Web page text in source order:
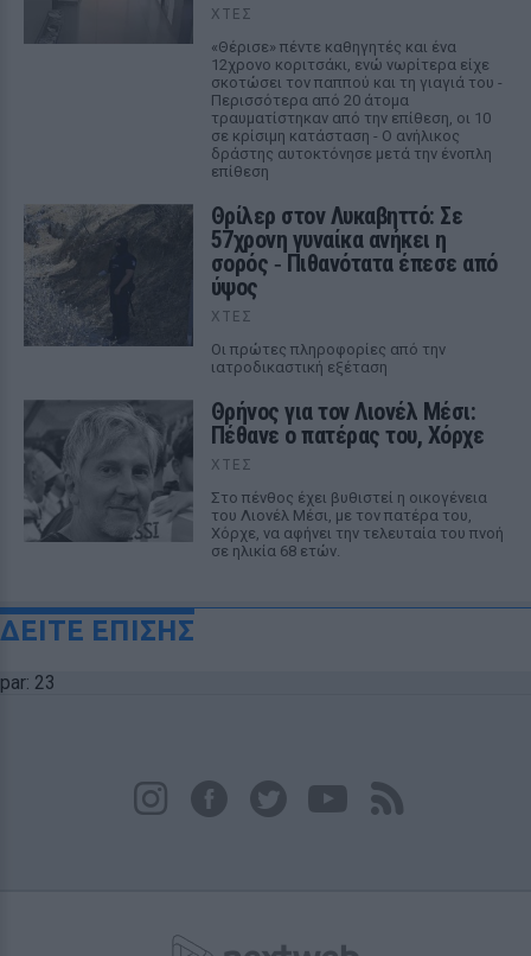
ΧΤΕΣ
«Θέρισε» πέντε καθηγητές και ένα
12χρονο κοριτσάκι, ενώ νωρίτερα είχε
σκοτώσει τον παππού και τη γιαγιά του -
Περισσότερα από 20 άτομα
τραυματίστηκαν από την επίθεση, οι 10
σε κρίσιμη κατάσταση - Ο ανήλικος
δράστης αυτοκτόνησε μετά την ένοπλη
επίθεση
Θρίλερ στον Λυκαβηττό: Σε
57χρονη γυναίκα ανήκει η
σορός ‑ Πιθανότατα έπεσε από
ύψος
ΧΤΕΣ
Οι πρώτες πληροφορίες από την
ιατροδικαστική εξέταση
Θρήνος για τον Λιονέλ Μέσι:
Πέθανε ο πατέρας του, Χόρχε
ΧΤΕΣ
Στο πένθος έχει βυθιστεί η οικογένεια
του Λιονέλ Μέσι, με τον πατέρα του,
Χόρχε, να αφήνει την τελευταία του πνοή
σε ηλικία 68 ετών.
ΔΕΙΤΕ ΕΠΙΣΗΣ
par: 23